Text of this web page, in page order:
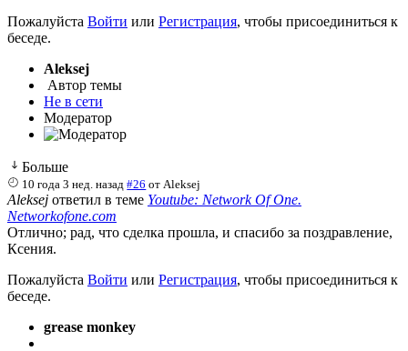
Пожалуйста Войти или Регистрация, чтобы присоединиться к
беседе.
Aleksej
Автор темы
Не в сети
Модератор
Больше
10 года 3 нед. назад #26 отAleksej
Aleksej ответил в теме Youtube: Network Of One.
Networkofone.com
Отлично; рад, что сделка прошла, и спасибо за поздравление,
Ксения.
Пожалуйста Войти или Регистрация, чтобы присоединиться к
беседе.
grease monkey